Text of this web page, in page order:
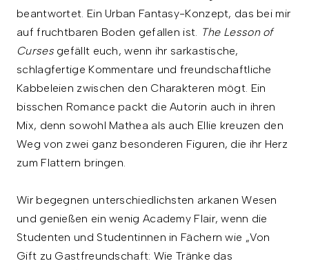
beantwortet. Ein Urban Fantasy-Konzept, das bei mir
auf fruchtbaren Boden gefallen ist. The Lesson of
Cursesgefällt euch, wenn ihr sarkastische,
schlagfertige Kommentare und freundschaftliche
Kabbeleien zwischen den Charakteren mögt. Ein
bisschen Romance packt die Autorin auch in ihren
Mix, denn sowohl Mathea als auch Ellie kreuzen den
Weg von zwei ganz besonderen Figuren, die ihr Herz
zum Flattern bringen.
Wir begegnen unterschiedlichsten arkanen Wesen
und genießen ein wenig Academy Flair, wenn die
Studenten und Studentinnen in Fächern wie „Von
Gift zu Gastfreundschaft: Wie Tränke das